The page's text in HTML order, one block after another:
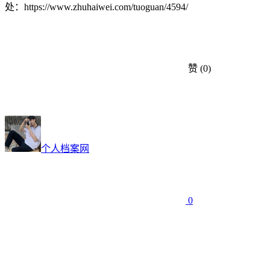
处：https://www.zhuhaiwei.com/tuoguan/4594/
赞 (0)
个人档案网
0